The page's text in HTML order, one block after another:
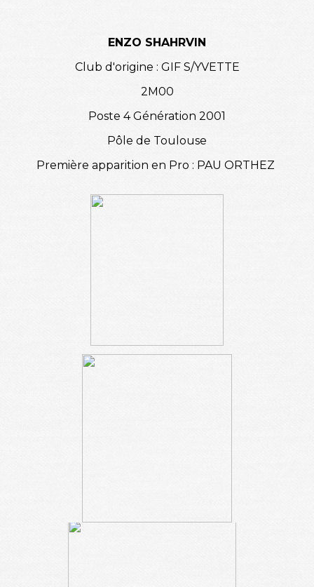
ENZO SHAHRVIN
Club d'origine : GIF S/YVETTE
2M00
Poste 4 Génération 2001
Pôle de Toulouse
Première apparition en Pro : PAU ORTHEZ